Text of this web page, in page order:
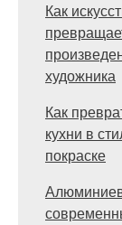
Как
художника
Как
кухни в
покраске